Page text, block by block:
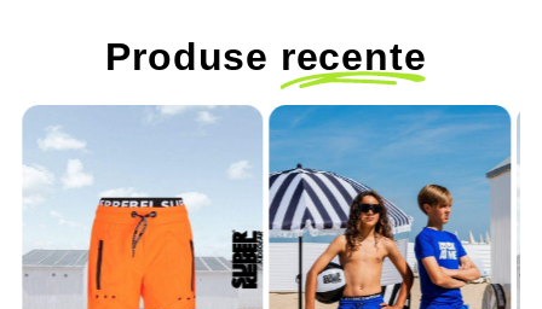
Produse recente